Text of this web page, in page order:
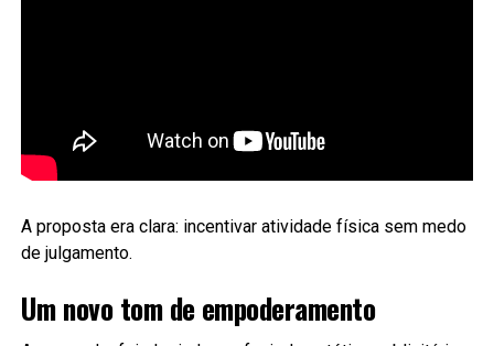
A proposta era clara: incentivar atividade física sem medo
de julgamento.
Um novo tom de empoderamento